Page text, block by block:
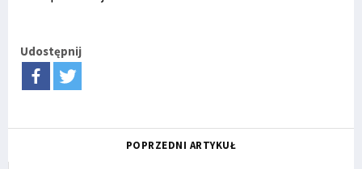
Udostępnij
POPRZEDNI ARTYKUŁ